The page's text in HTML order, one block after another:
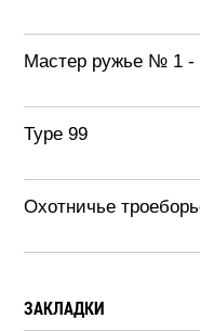
Мастер ружье № 1 -
Type 99
Охотничье
ЗАКЛАДКИ